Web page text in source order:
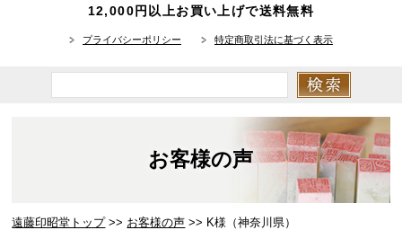
12,000円以上お買い上げで送料無料
プライバシーポリシー 特定商取引法に基づく表示
お客様の声
遠藤印昭堂トップ>> お客様の声 >> K様（神奈川県）